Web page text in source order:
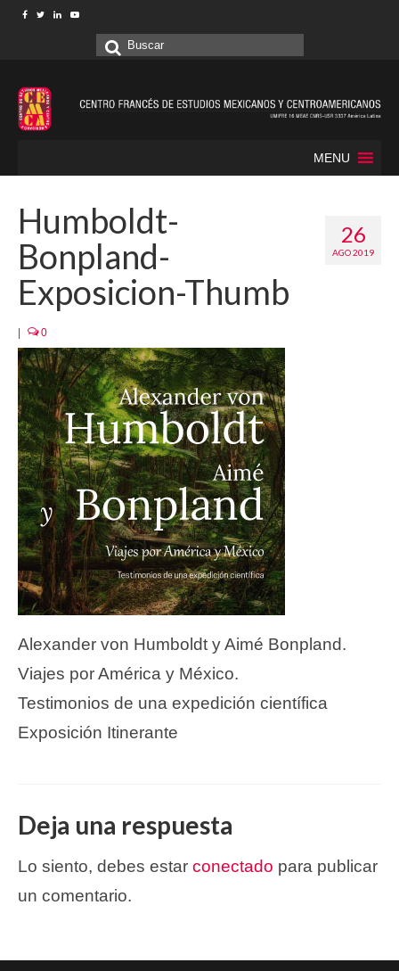
Buscar
MENU
26
AGO 2019
Humboldt-
Bonpland-
Exposicion-Thumb
0
Alexander von Humboldt y Aimé Bonpland.
Viajes por América y México.
Testimonios de una expedición científica
Exposición Itinerante
Deja una respuesta
Lo siento, debes estar conectado para publicar
un comentario.